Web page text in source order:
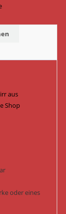
aus
Shop
oder eines